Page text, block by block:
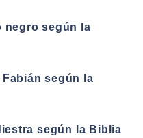
negro según la
según la
según la Biblia